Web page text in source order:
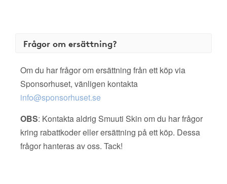
Frågor om ersättning?
Om du har frågor om ersättning från ett köp via
Sponsorhuset, vänligen kontakta
info@sponsorhuset.se
OBS: Kontakta aldrig Smuuti Skin om du har frågor
kring rabattkoder eller ersättning på ett köp. Dessa
frågor hanteras av oss. Tack!